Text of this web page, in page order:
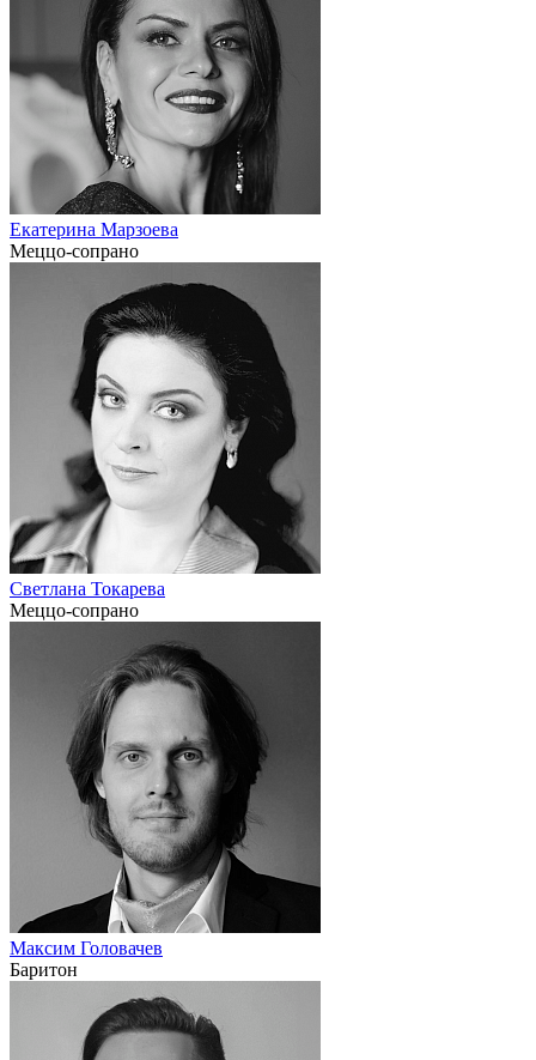
Екатерина Марзоева
Меццо-сопрано
Светлана Токарева
Меццо-сопрано
Максим Головачев
Баритон